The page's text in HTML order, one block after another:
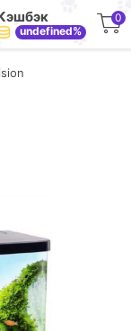
undefined%
0